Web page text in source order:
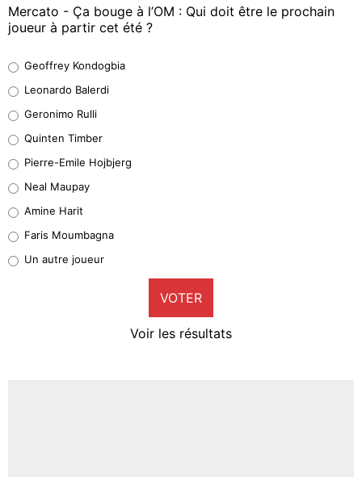
Mercato - Ça bouge à l’OM : Qui doit être le prochain
joueur à partir cet été ?
38%
32%
5%
1%
9%
Geoffrey Kondogbia
Leonardo Balerdi
Geronimo Rulli
Quinten Timber
Pierre-Emile Hojbjerg
Neal Maupay
Amine Harit
Faris Moumbagna
Un autre joueur
VOTER
Voir les résultats